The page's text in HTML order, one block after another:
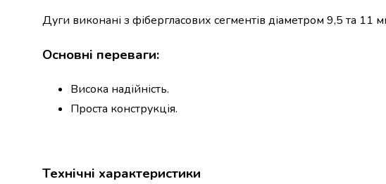
Сухі
Їжа
швидкого
Спеції
та
для
Дуги виконані з фібергласових сегментів діаметром 9,5 та 11
Основні переваги:
Висока надійність.
Проста конструкція.
Технічні характеристики